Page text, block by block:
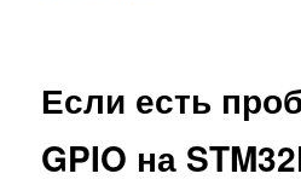
Если есть
GPIO на